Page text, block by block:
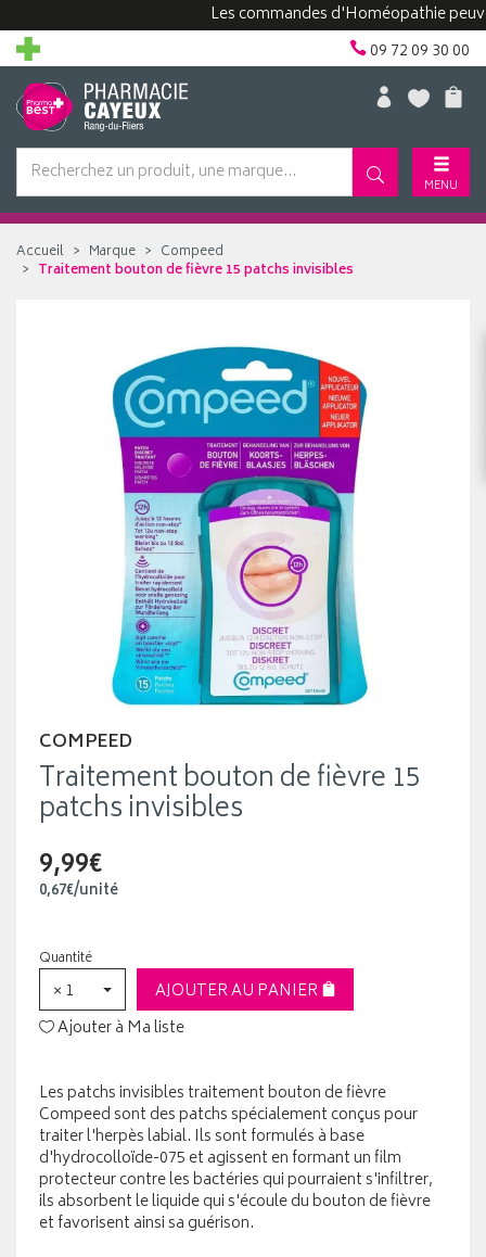
Les commandes d'Homéopathie peuvent
09 72 09 30 00
MENU
Accueil Marque
Compeed
Traitement bouton de fièvre 15 patchs invisibles
COMPEED
Traitement bouton de fièvre 15
patchs invisibles
9,99€
0,67€/unité
Quantité
× 1
AJOUTER AU PANIER
Ajouter à Ma liste
Les patchs invisibles traitement bouton de fièvre
Compeed sont des patchs spécialement conçus pour
traiter l'herpès labial. Ils sont formulés à base
d'hydrocolloïde-075 et agissent en formant un film
protecteur contre les bactéries qui pourraient s'infiltrer,
ils absorbent le liquide qui s'écoule du bouton de fièvre
et favorisent ainsi sa guérison.